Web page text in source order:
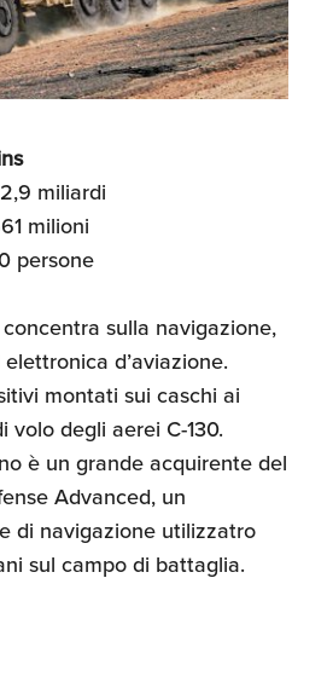
miliardi
milioni
persone
sulla navigazione,
d’aviazione.
montati sui caschi ai
volo degli aerei C-130.
è un grande acquirente del
Advanced, un
di navigazione utilizzatro
sul campo di battaglia.